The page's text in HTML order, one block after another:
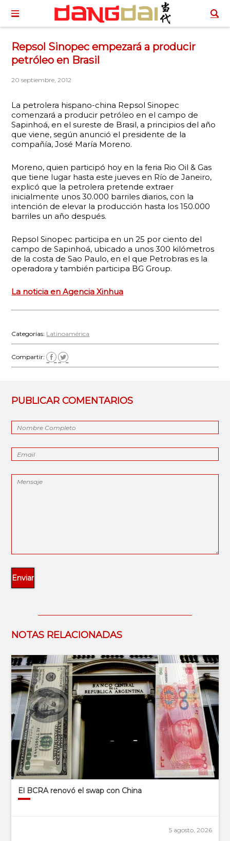
Repsol Sinopec empezará a producir
petróleo en Brasil
20 septiembre, 2012
La petrolera hispano-china Repsol Sinopec
comenzará a producir petróleo en el campo de
Sapinhoá, en el sureste de Brasil, a principios del año
que viene, según anunció el presidente de la
compañía, José María Moreno.
Moreno, quien participó hoy en la feria Rio Oil & Gas
que tiene lugar hasta este jueves en Río de Janeiro,
explicó que la petrolera pretende extraer
inicialmente unos 30.000 barriles diarios, con la
intención de elevar la producción hasta los 150.000
barriles un año después.
Repsol Sinopec participa en un 25 por ciento del
campo de Sapinhoá, ubicado a unos 300 kilómetros
de la costa de Sao Paulo, en el que Petrobras es la
operadora y también participa BG Group.
La noticia en Agencia Xinhua
Categorías: Latinoamérica
Compartir:
PUBLICAR COMENTARIOS
NOTAS RELACIONADAS
El BCRA renovó el swap con China
5 agosto, 2026